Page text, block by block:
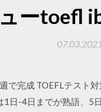
ーtoefl
07.03.2021
で完成 TOEFLテスト
日-4日までが熟語、5